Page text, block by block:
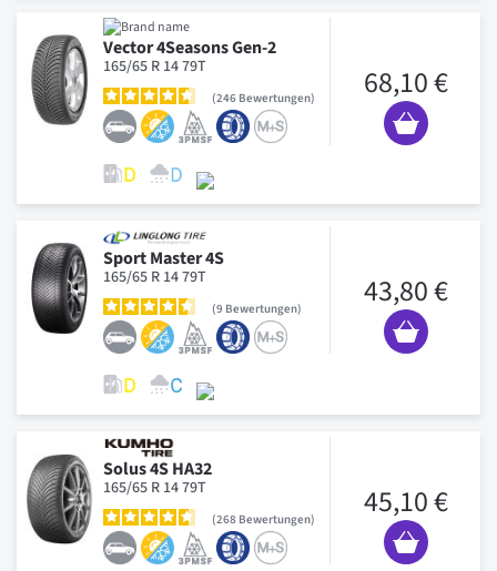
Vector 4Seasons Gen-2
165/65 R 14 79T
246 Bewertungen 68,10 €
Sport Master 4S
165/65 R 14 79T
9 Bewertungen 43,80 €
Solus 4S HA32
165/65 R 14 79T
268 Bewertungen 45,10 €